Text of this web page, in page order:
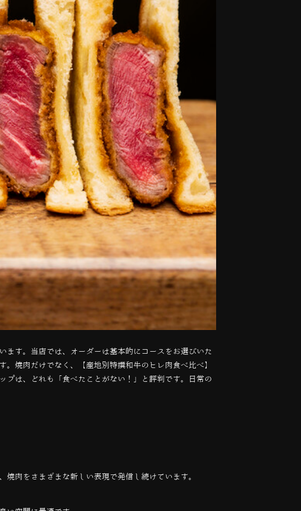
ます。当店では、オーダーは基本的にコースをお選びいた
焼肉だけでなく、【産地別特撰和牛のヒレ肉食べ比べ】
プは、どれも「食べたことがない！」と評判です。日常の
焼肉をさまざまな新しい表現で発信し続けています。